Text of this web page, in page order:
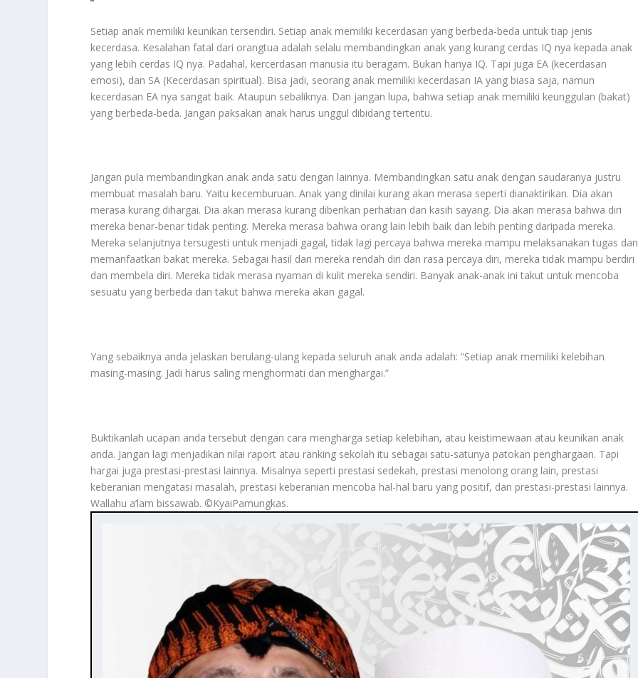
Setiap anak memiliki keunikan tersendiri. Setiap anak memiliki kecerdasan yang berbeda-beda untuk tiap jenis
kecerdasa. Kesalahan fatal dari orangtua adalah selalu membandingkan anak yang kurang cerdas IQ nya kepada anak
yang lebih cerdas IQ nya. Padahal, kercerdasan manusia itu beragam. Bukan hanya IQ. Tapi juga EA (kecerdasan
emosi), dan SA (Kecerdasan spiritual). Bisa jadi, seorang anak memiliki kecerdasan IA yang biasa saja, namun
kecerdasan EA nya sangat baik. Ataupun sebaliknya. Dan jangan lupa, bahwa setiap anak memiliki keunggulan (bakat)
yang berbeda-beda. Jangan paksakan anak harus unggul dibidang tertentu.
Jangan pula membandingkan anak anda satu dengan lainnya. Membandingkan satu anak dengan saudaranya justru
membuat masalah baru. Yaitu kecemburuan. Anak yang dinilai kurang akan merasa seperti dianaktirikan. Dia akan
merasa kurang dihargai. Dia akan merasa kurang diberikan perhatian dan kasih sayang. Dia akan merasa bahwa diri
mereka benar-benar tidak penting. Mereka merasa bahwa orang lain lebih baik dan lebih penting daripada mereka.
Mereka selanjutnya tersugesti untuk menjadi gagal, tidak lagi percaya bahwa mereka mampu melaksanakan tugas dan
memanfaatkan bakat mereka. Sebagai hasil dari mereka rendah diri dan rasa percaya diri, mereka tidak mampu berdiri
dan membela diri. Mereka tidak merasa nyaman di kulit mereka sendiri. Banyak anak-anak ini takut untuk mencoba
sesuatu yang berbeda dan takut bahwa mereka akan gagal.
Yang sebaiknya anda jelaskan berulang-ulang kepada seluruh anak anda adalah: “Setiap anak memiliki kelebihan
masing-masing. Jadi harus saling menghormati dan menghargai.”
Buktikanlah ucapan anda tersebut dengan cara mengharga setiap kelebihan, atau keistimewaan atau keunikan anak
anda. Jangan lagi menjadikan nilai raport atau ranking sekolah itu sebagai satu-satunya patokan penghargaan. Tapi
hargai juga prestasi-prestasi lainnya. Misalnya seperti prestasi sedekah, prestasi menolong orang lain, prestasi
keberanian mengatasi masalah, prestasi keberanian mencoba hal-hal baru yang positif, dan prestasi-prestasi lainnya.
Wallahu a’lam bissawab. ©️KyaiPamungkas.